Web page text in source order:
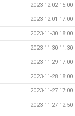
2023-12-02 15:00
2023-12-01 17:00
2023-11-30 18:00
2023-11-30 11:30
2023-11-29 17:00
2023-11-28 18:00
2023-11-27 17:00
2023-11-27 12:50